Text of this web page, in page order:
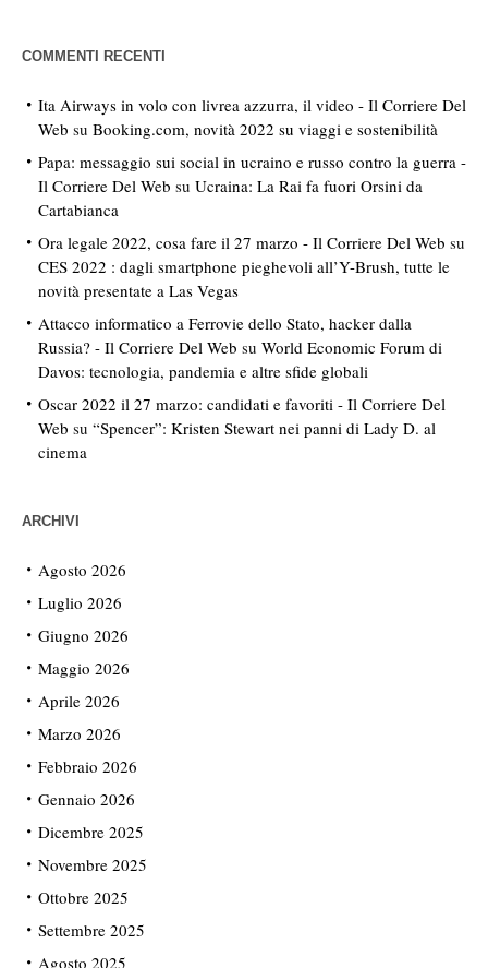
COMMENTI RECENTI
Ita Airways in volo con livrea azzurra, il video - Il Corriere Del
Web su Booking.com, novità 2022 su viaggi e sostenibilità
Papa: messaggio sui social in ucraino e russo contro la guerra -
Il Corriere Del Web su Ucraina: La Rai fa fuori Orsini da
Cartabianca
Ora legale 2022, cosa fare il 27 marzo - Il Corriere Del Web su
CES 2022 : dagli smartphone pieghevoli all’Y-Brush, tutte le
novità presentate a Las Vegas
Attacco informatico a Ferrovie dello Stato, hacker dalla
Russia? - Il Corriere Del Web su World Economic Forum di
Davos: tecnologia, pandemia e altre sfide globali
Oscar 2022 il 27 marzo: candidati e favoriti - Il Corriere Del
Web su “Spencer”: Kristen Stewart nei panni di Lady D. al
cinema
ARCHIVI
Agosto 2026
Luglio 2026
Giugno 2026
Maggio 2026
Aprile 2026
Marzo 2026
Febbraio 2026
Gennaio 2026
Dicembre 2025
Novembre 2025
Ottobre 2025
Settembre 2025
Agosto 2025